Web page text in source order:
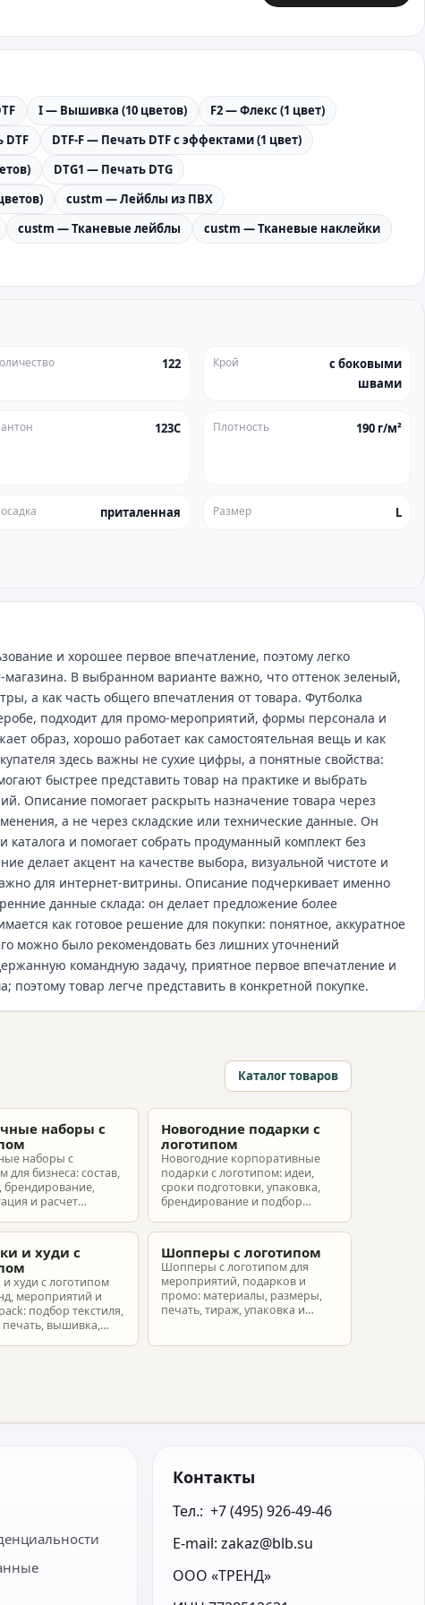
I — Вышивка (10 цветов)
F2 — Флекс (1 цвет)
DTF
DTF-F — Печать DTF с эффектами (1 цвет)
DTG1 — Печать DTG
custm — Лейблы из ПВХ
custm — Тканевые лейблы
custm — Тканевые наклейки
122 Крой
с боковыми
швами
123C Плотность 190 г/м²
приталенная Размер L
и хорошее первое впечатление, поэтому легко
В выбранном варианте важно, что оттенок зеленый,
а как часть общего впечатления от товара. Футболка
подходит для промо‑мероприятий, формы персонала и
образ, хорошо работает как самостоятельная вещь и как
здесь важны не сухие цифры, а понятные свойства:
быстрее представить товар на практике и выбрать
Описание помогает раскрыть назначение товара через
а не через складские или технические данные. Он
каталога и помогает собрать продуманный комплект без
делает акцент на качестве выбора, визуальной чистоте и
для интернет‑витрины. Описание подчеркивает именно
данные склада: он делает предложение более
как готовое решение для покупки: понятное, аккуратное
можно было рекомендовать без лишних уточнений
командную задачу, приятное первое впечатление и
поэтому товар легче представить в конкретной покупке.
Каталог товаров
наборы с
наборы с
для бизнеса: состав,
брендирование,
и расчет
Новогодние подарки с
логотипом
Новогодние корпоративные
подарки с логотипом: идеи,
сроки подготовки, упаковка,
брендирование и подбор
партнеров и сотрудников.
и худи с
худи с логотипом
мероприятий и
подбор текстиля,
вышивка,
Шопперы с логотипом
Шопперы с логотипом для
мероприятий, подарков и
промо: материалы, размеры,
печать, тираж, упаковка и
Контакты
Тел.:  +7 (495) 926-49-46
E-mail: zakaz@blb.su
ООО «ТРЕНД»